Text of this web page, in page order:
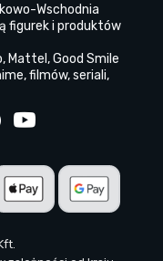
Wschodnia
figurek i produktów
Mattel, Good Smile
filmów, seriali,